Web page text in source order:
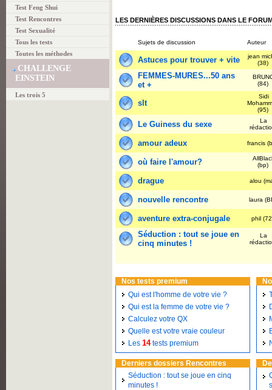
Test Feng Shui
Test Rencontres
Test Sexualité
Tous les tests
Toutes les méthodes
CHALLENGE
EINSTEIN
Les trois 5
LES DERNIÈRES DISCUSSIONS DANS LE
Sujets de discussion Auteur
Astuces pour trouver + vite
jean
(38)
FEMMES-MURES...50 ans
et +
(84)
slt
Sidi
(95)
Le Guiness du sexe
La
amour adeux francis
où faire l'amour?
(bp)
drague alou
nouvelle rencontre laura
aventure extra-conjugale phil
Séduction : tout se joue en
cinq minutes !
La
Nos tests premium
Qui est l'homme de votre vie ?
Qui est la femme de votre vie ?
Calculez votre QX
Quelle est votre vraie couleur
Les 14tests premium
Derniers dossiers Rencontres
Séduction : tout se joue en cinq
minutes !